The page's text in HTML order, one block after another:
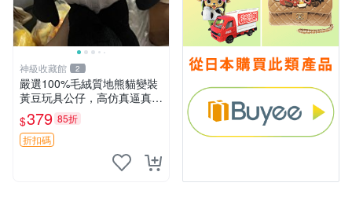
神級收藏館 2
嚴選100%毛絨質地熊貓變裝
黃豆玩具公仔，高仿真逼真模
擬，適合收藏愛好者 熊貓 黃
豆 公仔
$379 85折
折扣碼